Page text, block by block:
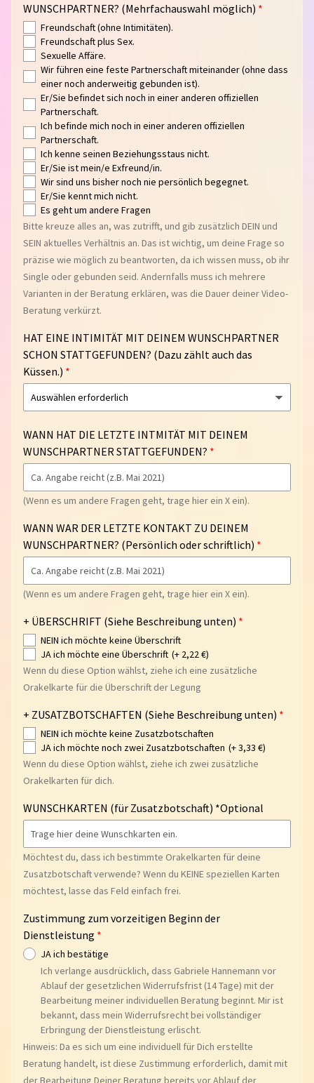
S
P
E
N
D
E
B
R
A
T
S
T
A
R
S
E
I
T
E
S
H
O
P
Expand child menu
S
T
R
O
O
G
E
Expand child menu
I
L
F
R
E
I
C
H
E
S
Expand child menu
K
E
L
WUNSCHPARTNER? (Mehrfachauswahl möglich)
Freundschaft (ohne Intimitäten).
Freundschaft plus Sex.
Sexuelle Affäre.
Wir führen eine feste Partnerschaft miteinander (ohne dass
einer noch anderweitig gebunden ist).
Er/Sie befindet sich noch in einer anderen offiziellen
Partnerschaft.
Ich befinde mich noch in einer anderen offiziellen
Partnerschaft.
Ich kenne seinen Beziehungsstaus nicht.
Er/Sie ist mein/e Exfreund/in.
Wir sind uns bisher noch nie persönlich begegnet.
Er/Sie kennt mich nicht.
Es geht um andere Fragen
Bitte kreuze alles an, was zutrifft, und gib zusätzlich DEIN und
SEIN aktuelles Verhältnis an. Das ist wichtig, um deine Frage so
präzise wie möglich zu beantworten, da ich wissen muss, ob ihr
Single oder gebunden seid. Andernfalls muss ich mehrere
Varianten in der Beratung erklären, was die Dauer deiner Video-
Beratung verkürzt.
HAT EINE INTIMITÄT MIT DEINEM WUNSCHPARTNER
SCHON STATTGEFUNDEN? (Dazu zählt auch das
Küssen.)
WANN HAT DIE LETZTE INTMITÄT MIT DEINEM
WUNSCHPARTNER STATTGEFUNDEN?
(Wenn es um andere Fragen geht, trage hier ein X ein).
WANN WAR DER LETZTE KONTAKT ZU DEINEM
WUNSCHPARTNER? (Persönlich oder schriftlich)
(Wenn es um andere Fragen geht, trage hier ein X ein).
+ ÜBERSCHRIFT (Siehe Beschreibung unten)
NEIN ich möchte keine Überschrift
JA ich möchte eine Überschrift (+ 2,22 €)
Wenn du diese Option wählst, ziehe ich eine zusätzliche
Orakelkarte für die Überschrift der Legung
+ ZUSATZBOTSCHAFTEN (Siehe Beschreibung unten)
NEIN ich möchte keine Zusatzbotschaften
JA ich möchte noch zwei Zusatzbotschaften (+ 3,33 €)
Wenn du diese Option wählst, ziehe ich zwei zusätzliche
Orakelkarten für dich.
WUNSCHKARTEN (für Zusatzbotschaft) *Optional
Möchtest du, dass ich bestimmte Orakelkarten für deine
Zusatzbotschaft verwende? Wenn du KEINE speziellen Karten
möchtest, lasse das Feld einfach frei.
Zustimmung zum vorzeitigen Beginn der
Dienstleistung
JA ich bestätige
Ich verlange ausdrücklich, dass Gabriele Hannemann vor
Ablauf der gesetzlichen Widerrufsfrist (14 Tage) mit der
Bearbeitung meiner individuellen Beratung beginnt. Mir ist
bekannt, dass mein Widerrufsrecht bei vollständiger
Erbringung der Dienstleistung erlischt.
Hinweis: Da es sich um eine individuell für Dich erstellte
Beratung handelt, ist diese Zustimmung erforderlich, damit mit
der Bearbeitung Deiner Beratung bereits vor Ablauf der